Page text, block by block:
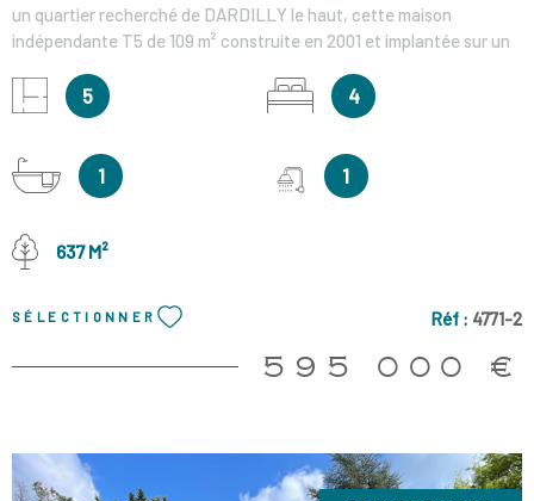
un quartier recherché de DARDILLY le haut, cette maison
indépendante T5 de 109 m² construite en 2001 et implantée sur un
à-vis. Elle est composée au rez-de-chaussée, d'une entrée
desservant une chambre de plain pied avec salle de douches et
35m² avec une cuisine aménagée et partiellement équipée s'ouvre
sur la terrasse et le jardin. A l'étage vous trouverez un espace
salle de bains et un WC séparé. La cour intérieure quant à elle peut
accueillir aisément 3 véhicules. Chauffage au sol dans la pièce de
vie, radiateur électrique et eau chaude individuel électrique DPE :
D Bus 3 et ramassages scolaires JD à 200m et commerces du
Barriot à 500 m Honoraires charge vendeur Les informations sur les
risques auxquels ce bien est exposé sont disponibles sur le site
5 4
1 1
637 M²
SÉLECTIONNER Réf : 4771-2
595 000 €